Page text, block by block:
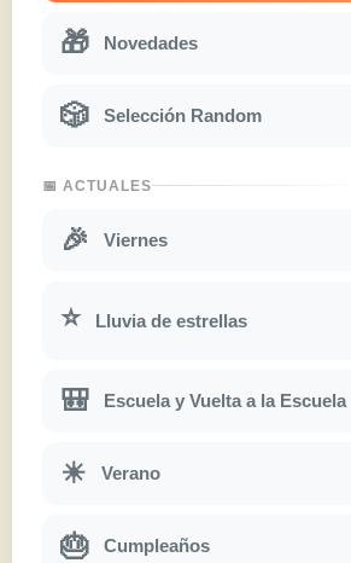
🎁 Novedades
🎲 Selección Random
📅 ACTUALES
🎉 Viernes
⭐ Lluvia de estrellas
🎒 Escuela y Vuelta a la Escuela
☀ Verano
🎂 Cumpleaños